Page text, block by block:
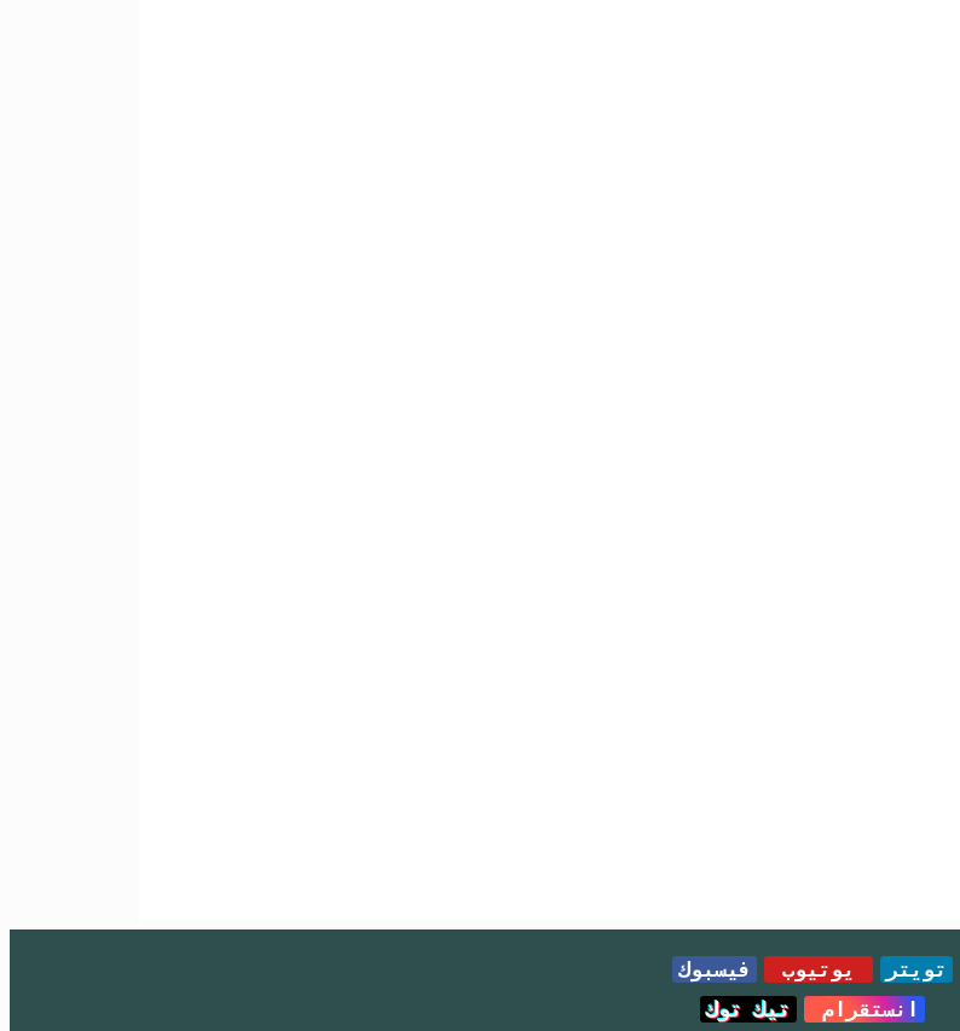
تويتر يوتيوب
فيسبوك
انستقرام
تيك توك